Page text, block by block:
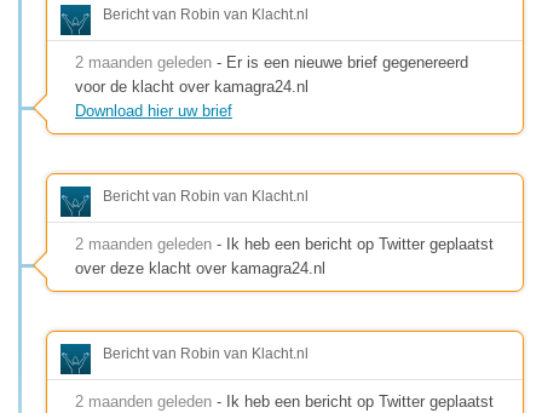
Bericht van Robin van Klacht.nl
2 maanden geleden - Er is een nieuwe brief gegenereerd
voor de klacht over kamagra24.nl
Download hier uw brief
Bericht van Robin van Klacht.nl
2 maanden geleden - Ik heb een bericht op Twitter geplaatst
over deze klacht over kamagra24.nl
Bericht van Robin van Klacht.nl
2 maanden geleden - Ik heb een bericht op Twitter geplaatst